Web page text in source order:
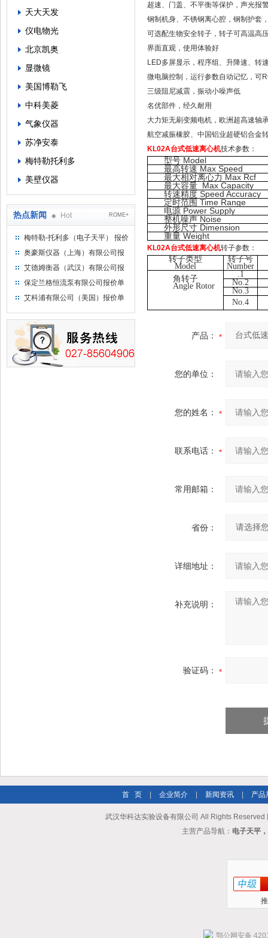
天大天发
仪电物光
北京凯奥
显微镜
美国博勒飞
中科美菱
气象仪器
苏净安泰
梅特勒托利多
美壁仪器
热点新闻 Hot ROME+
梅特勒-托利多（电子天平） 报价
单
奥豪斯仪器（上海）有限公司报
价单
艾德姆衡器（武汉）有限公司报
价单
保定兰格恒流泵有限公司报价单
艾科浦有限公司（美国）报价单
超速、门盖、不平衡等保护，声光报
钢制机身、不锈钢离心腔，钢制护套
可选配生物安全转子，转子可高温高
界面直观，使用体验好
LED多屏显示，程序组、升降速、转
微电脑控制，运行参数自动记忆，可
三级阻尼减震，振动小噪声低
名优部件，经久耐用
大力矩无刷变频电机，欧洲超高速轴
航空减振橡胶、中国铝业超硬铝合金
KL02A台式低速离心机技术参数：
型号 Model
最高转速 Max Speed
最大相对离心力 Max Rcf
最大容量 Max Capacity
转速精度 Speed Accuracy
定时范围 Time Range
电源 Power Supply
整机噪声 Noise
外形尺寸 Dimension
重量 Weight
KL02A台式低速离心机转子参数：
转子类型
Model
转子号
Number
角转子
Angle Rotor
.1
No.2
No.3
No.4
产品：
您的单位：
您的姓名：
联系电话：
常用邮箱：
省份：
详细地址：
补充说明：
验证码：
首 页 企业简介 新闻资讯 产品
武汉华科达实验设备有限公司 All Rights Reserved
主营产品导航： 电子天平
鄂公网安备